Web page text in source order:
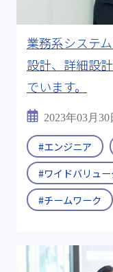
業務系システ
設計、詳細設
でいます。
2023年03月30
#エンジニア
#ワイドバリュ
#チームワーク